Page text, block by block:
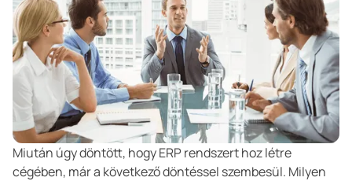
Miután úgy döntött, hogy ERP rendszert hoz létre
cégében, már a következő döntéssel szembesül. Milyen